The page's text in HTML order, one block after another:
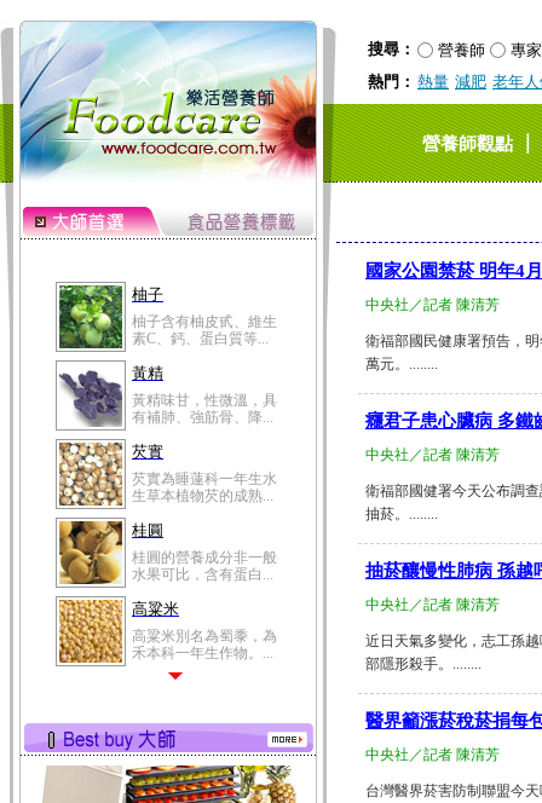
搜尋： 營養師
專家
熱門： 熱量 減肥 老年
營養師觀點｜
柚子
柚子含有柚皮甙、維生
素C、鈣、蛋白質等...
黃精
黃精味甘，性微溫，具
有補肺、強筋骨、降...
芡實
芡實為睡蓮科一年生水
生草本植物芡的成熟...
桂圓
桂圓的營養成分非一般
水果可比，含有蛋白...
高粱米
高粱米別名為蜀黍，為
禾本科一年生作物。...
有蛋白質、脂肪、磷...
鮪魚
鮪魚肚肉中的不飽和脂
國家公園禁菸 明年4
中央社／記者 陳清芳
衛福部國民健康署預告，
萬元。........
癮君子患心臟病 多鐵
中央社／記者 陳清芳
衛福部國健署今天公布調
抽菸。........
抽菸釀慢性肺病 孫越
中央社／記者 陳清芳
近日天氣多變化，志工孫
部隱形殺手。........
醫界籲漲菸稅菸捐每
中央社／記者 陳清芳
台灣醫界菸害防制聯盟今